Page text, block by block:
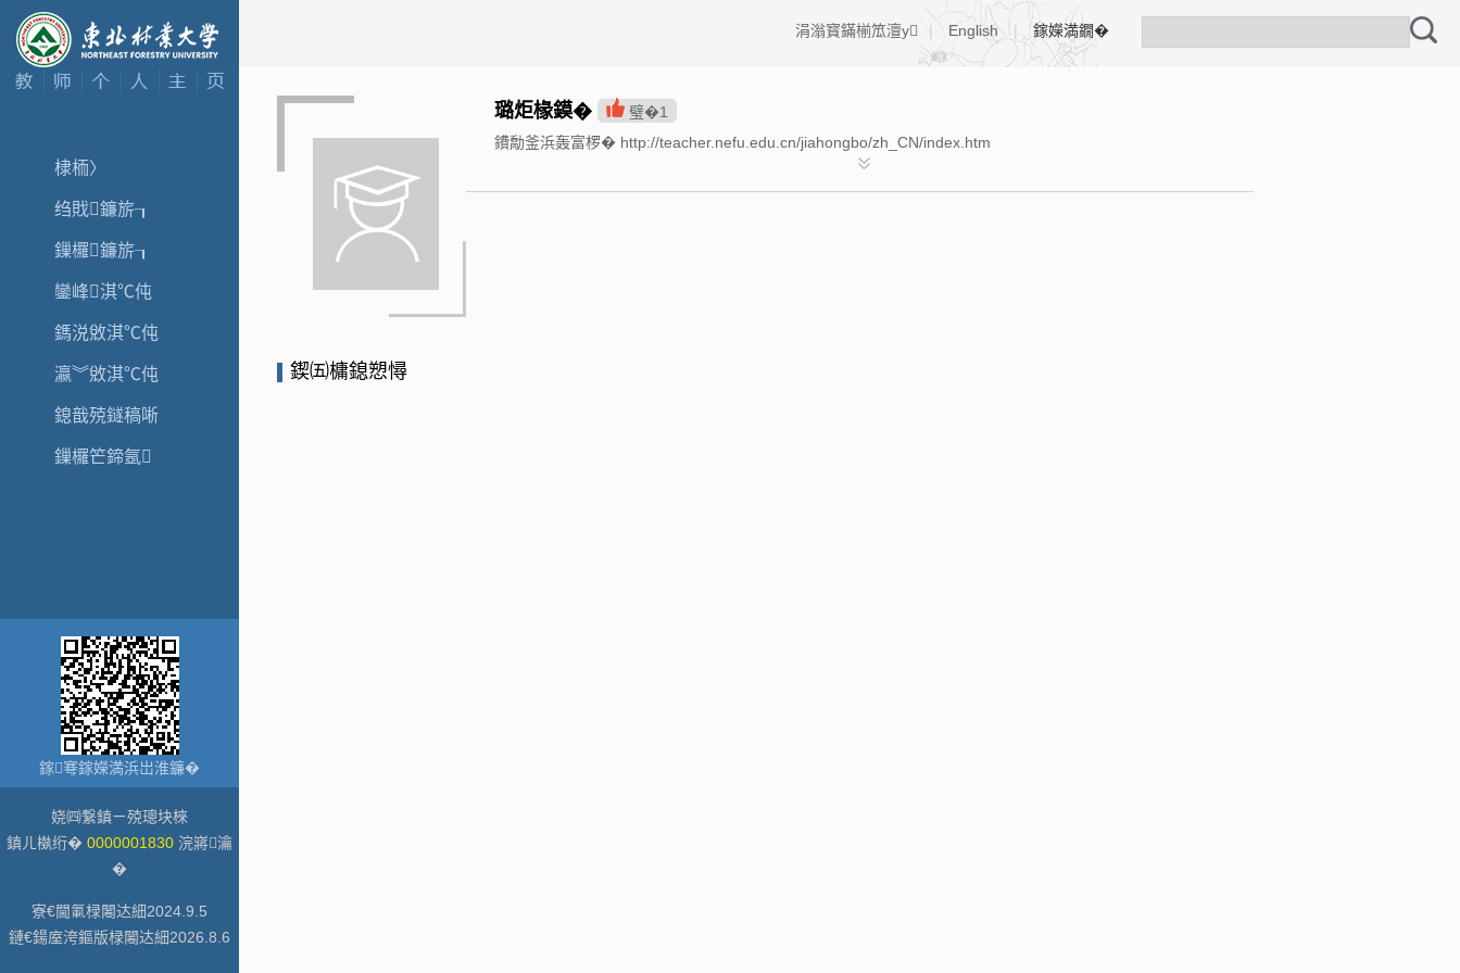
棣栭〉
绉戝鐮旂┒
鏁欏鐮旂┒
鑾峰淇℃伅
鎷涚敓淇℃伅
瀛︾敓淇℃伅
鎴戠殑鐩稿唽
鏁欏笀鍗氬
鎵弿鎵嬫満浜岀淮鐮�
娆㈣繋鎮ㄧ殑璁块棶
鎮ㄦ槸绗� 0000001830 浣嶈瀹
�
寮€閫氭椂闂达細2024 9 5
鏈€鍚庢洿鏂版椂闂达細2026 8 6
涓滃寳鏋椾笟澶у | English | 鎵嬫満鐗�
璐炬椽鏌� 璧�1
鐨勪釜浜轰富椤� http://teacher.nefu.edu.cn/jiahongbo/zh_CN/index.htm
鍥㈤槦鎴愬憳